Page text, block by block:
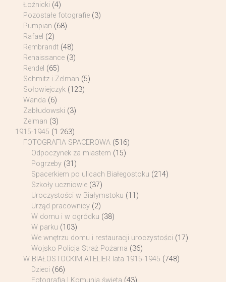
Łoźnicki (4)
Pozostałe fotografie (3)
Pumpian (68)
Rafael (2)
Rembrandt (48)
Renaissance (3)
Rendel (65)
Schmitz i Zelman (5)
Sołowiejczyk (123)
Wanda (6)
Zabłudowski (3)
Zelman (3)
1915-1945 (1 263)
FOTOGRAFIA SPACEROWA (516)
Odpoczynek za miastem (15)
Pogrzeby (31)
Spacerkiem po ulicach Białegostoku (214)
Szkoły uczniowie (37)
Uroczystości w Białymstoku (11)
Urząd pracownicy (2)
W domu i w ogródku (38)
W parku (103)
We wnętrzu domu i restauracji uroczystości (17)
Wojsko Policja Straż Pożarna (36)
W BIAŁOSTOCKIM ATELIER lata 1915-1945 (748)
Dzieci (66)
Fotografia I Komunia święta (43)